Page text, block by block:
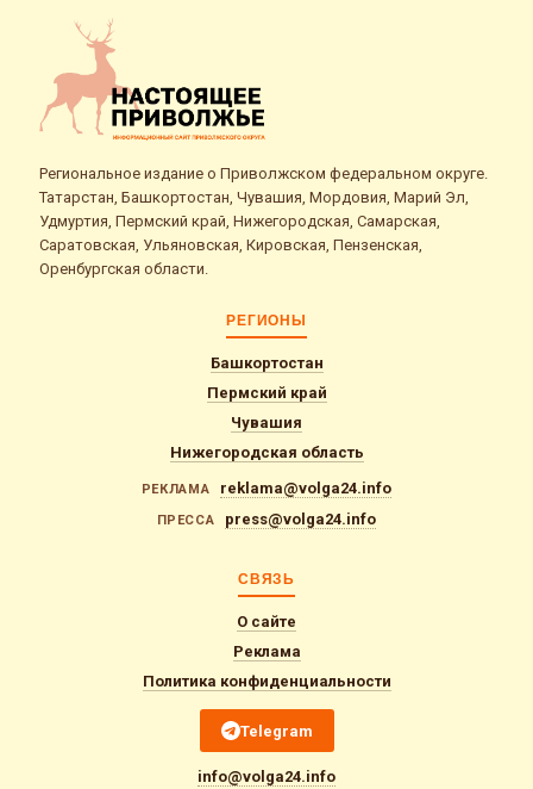
Региональное издание о Приволжском федеральном округе.
Татарстан, Башкортостан, Чувашия, Мордовия, Марий Эл,
Удмуртия, Пермский край, Нижегородская, Самарская,
Саратовская, Ульяновская, Кировская, Пензенская,
Оренбургская области.
РЕГИОНЫ
Башкортостан
Пермский край
Чувашия
Нижегородская область
РЕКЛАМА reklama@volga24.info
ПРЕССА press@volga24.info
СВЯЗЬ
О сайте
Реклама
Политика конфиденциальности
Telegram
info@volga24.info